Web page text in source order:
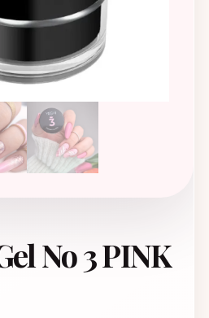
No 3 PINK